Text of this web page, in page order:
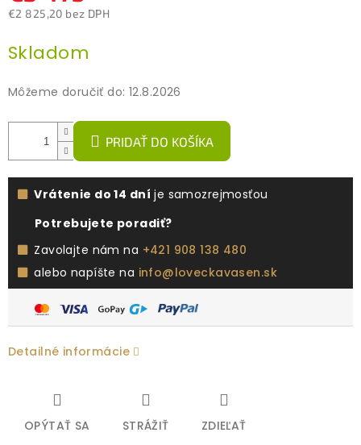
€2 825,20 bez DPH
cena:
Skladom
Môžeme doručiť do: 12.8.2026
PRIDAŤ DO KOŠÍKA
Vrátenie do 14 dní je samozrejmosťou
Potrebujete poradiť?
Zavolajte nám na +421 908 138 480
alebo napíšte na info@loveckavasen.sk
Detailné informácie
OPÝTAŤ SA STRÁŽIŤ ZDIEĽAŤ